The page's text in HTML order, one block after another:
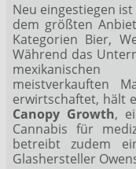
Neu eingestiegen
dem größten
Kategorien Bier,
Während das
meistverkauften
erwirtschaftet, hält
Canopy Growth,
Cannabis für
betreibt zudem
Glashersteller